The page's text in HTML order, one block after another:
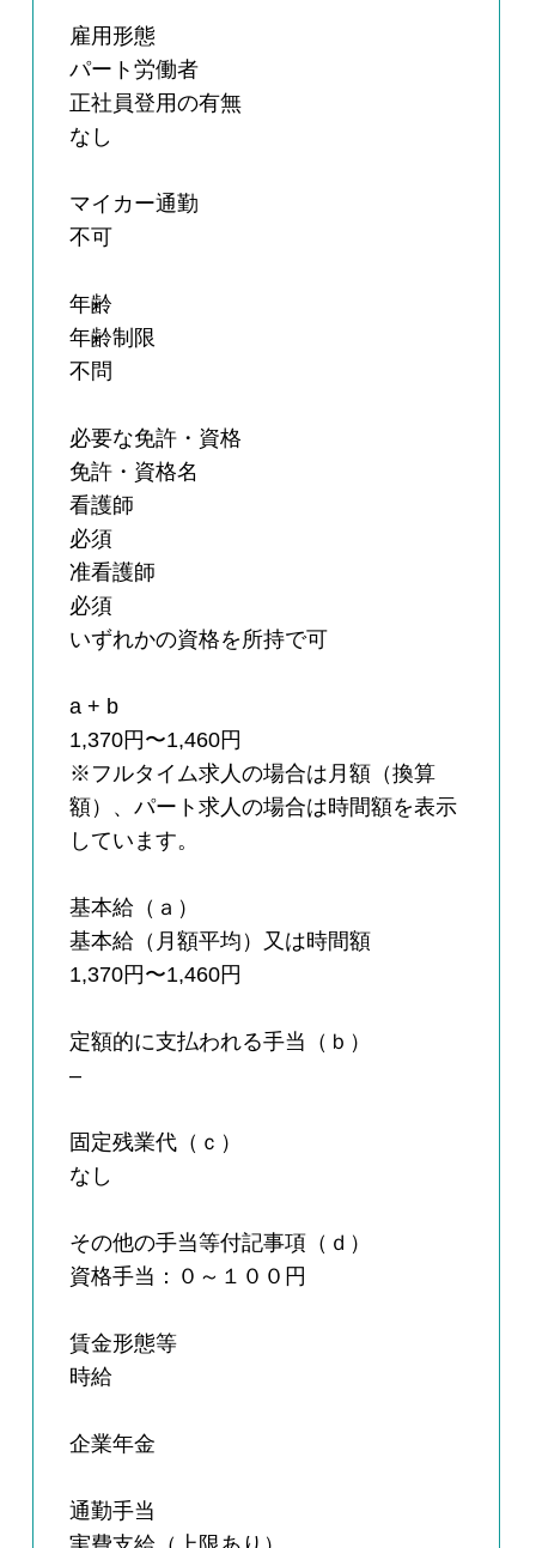
雇用形態
パート労働者
正社員登用の有無
なし
マイカー通勤
不可
年齢
年齢制限
不問
必要な免許・資格
免許・資格名
看護師
必須
准看護師
必須
いずれかの資格を所持で可
a + b
1,370円〜1,460円
※フルタイム求人の場合は月額（換算
額）、パート求人の場合は時間額を表示
しています。
基本給（ａ）
基本給（月額平均）又は時間額
1,370円〜1,460円
定額的に支払われる手当（ｂ）
–
固定残業代（ｃ）
なし
その他の手当等付記事項（ｄ）
資格手当：０～１００円
賃金形態等
時給
企業年金
通勤手当